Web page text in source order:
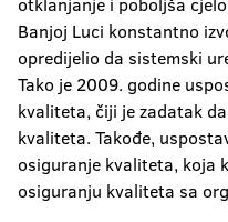
Banjoj Luci konstantno
opredijelio da sistemski
Tako je 2009. godine
kvaliteta, čiji je zadatak
kvaliteta. Takođe,
osiguranje kvaliteta, koja
osiguranju kvaliteta sa